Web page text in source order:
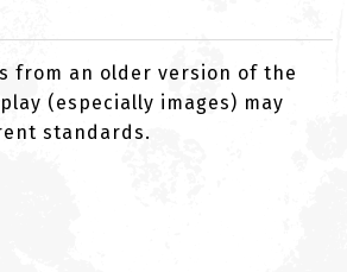
from an older version of the
(especially images) may
standards.